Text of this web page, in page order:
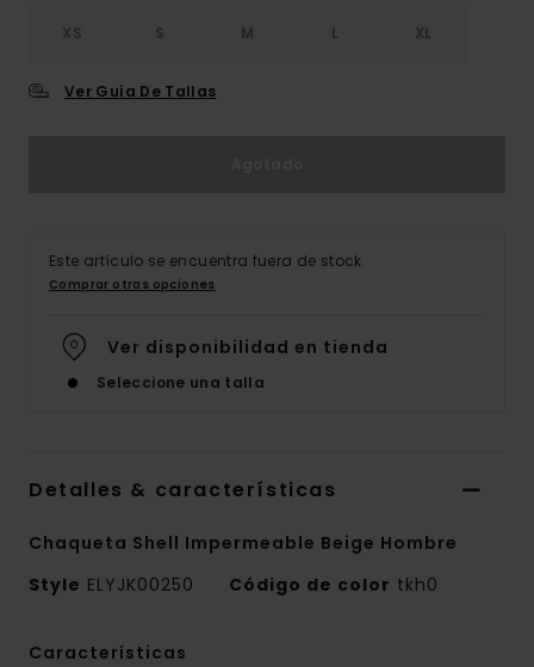
XS S M L XL
Ver Guía De Tallas
Este artículo se encuentra fuera de stock.
Comprar otras opciones
Ver disponibilidad en tienda
Seleccione una talla
Detalles & características
Chaqueta Shell Impermeable Beige Hombre
Style ELYJK00250 Código de color tkh0
Características